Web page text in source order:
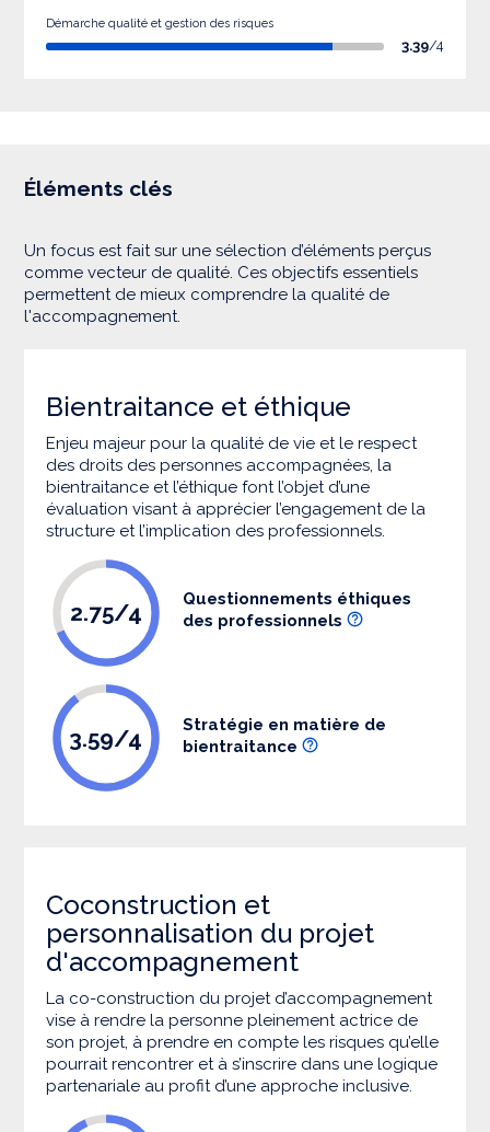
Démarche qualité et gestion des risques
3.39/4
Éléments clés
Un focus est fait sur une sélection d’éléments perçus
comme vecteur de qualité. Ces objectifs essentiels
permettent de mieux comprendre la qualité de
l'accompagnement.
Bientraitance et éthique
Enjeu majeur pour la qualité de vie et le respect
des droits des personnes accompagnées, la
bientraitance et l’éthique font l’objet d’une
évaluation visant à apprécier l’engagement de la
structure et l’implication des professionnels.
2.75/4
Questionnements éthiques
des professionnels
3.59/4
Stratégie en matière de
bientraitance
Coconstruction et
personnalisation du projet
d'accompagnement
La co-construction du projet d’accompagnement
vise à rendre la personne pleinement actrice de
son projet, à prendre en compte les risques qu’elle
pourrait rencontrer et à s’inscrire dans une logique
partenariale au profit d’une approche inclusive.